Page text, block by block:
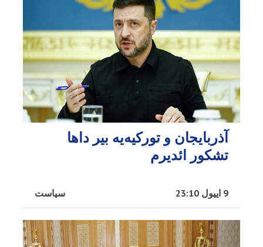
آذربایجان و تورکیه‌یه بیر داها
تشکور ائدیرم
سیاست 9 اییول 23:10